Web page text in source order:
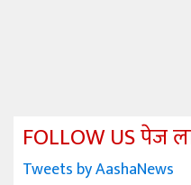
FOLLOW US पेज
Tweets by AashaNews